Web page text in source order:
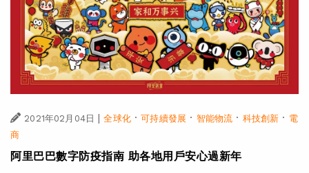
2021年02月04日 | 全球化·可持續發展 · 智能物流 · 科技創新 · 電
商
阿里巴巴數字防疫指南 助各地用戶安心過新年